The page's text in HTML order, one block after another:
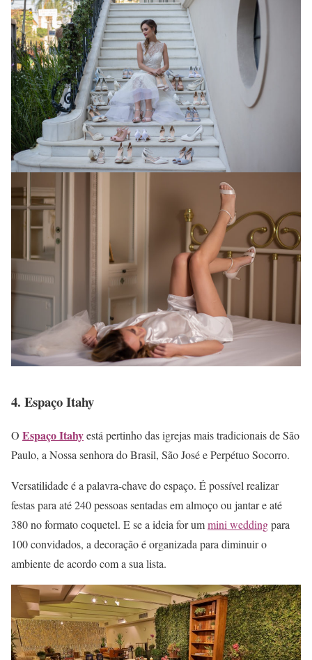
4. Espaço Itahy
O Espaço Itahyestá pertinho das igrejas mais tradicionais de São
Paulo, a Nossa senhora do Brasil, São José e Perpétuo Socorro.
Versatilidade é a palavra-chave do espaço. É possível realizar
festas para até 240 pessoas sentadas em almoço ou jantar e até
380 no formato coquetel. E se a ideia for ummini weddingpara
100 convidados, a decoração é organizada para diminuir o
ambiente de acordo com a sua lista.